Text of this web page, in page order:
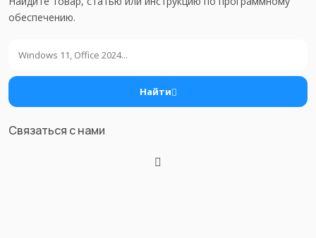
обеспечению.
Найти
Связаться с нами